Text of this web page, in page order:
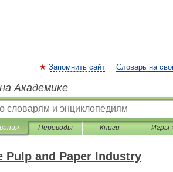
Запомнить сайт Словарь на
Академике
Переводы Книги Игры
Pulp and Paper Industry